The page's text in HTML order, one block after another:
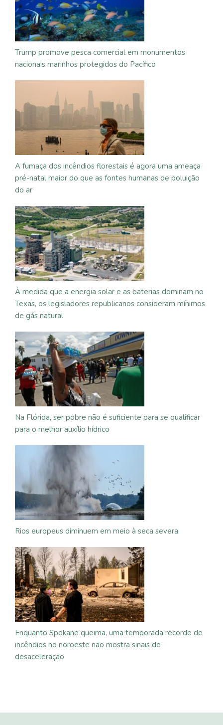
Trump promove pesca comercial em monumentos
nacionais marinhos protegidos do Pacífico
A fumaça dos incêndios florestais é agora uma ameaça
pré-natal maior do que as fontes humanas de poluição
do ar
À medida que a energia solar e as baterias dominam no
Texas, os legisladores republicanos consideram mínimos
de gás natural
Na Flórida, ser pobre não é suficiente para se qualificar
para o melhor auxílio hídrico
Rios europeus diminuem em meio à seca severa
Enquanto Spokane queima, uma temporada recorde de
incêndios no noroeste não mostra sinais de
desaceleração